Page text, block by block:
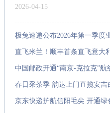
2026-04-15
直飞米兰！顺丰首条直飞意大
中国邮政开通“南京-克拉克”
春日采茶季 韵达上门直揽安
京东快递护航信阳毛尖 开通绿